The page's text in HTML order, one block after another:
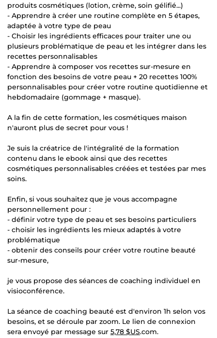
produits cosmétiques (lotion, crème, soin gélifié...)
- Apprendre à créer une routine complète en 5 étapes,
adaptée à votre type de peau
- Choisir les ingrédients efficaces pour traiter une ou
plusieurs problématique de peau et les intégrer dans les
recettes personnalisables
- Apprendre à composer vos recettes sur-mesure en
fonction des besoins de votre peau + 20 recettes 100%
personnalisables pour créer votre routine quotidienne et
hebdomadaire (gommage + masque).
A la fin de cette formation, les cosmétiques maison
n'auront plus de secret pour vous !
Je suis la créatrice de l'intégralité de la formation
contenu dans le ebook ainsi que des recettes
cosmétiques personnalisables créées et testées par mes
soins.
Enfin, si vous souhaitez que je vous accompagne
personnellement pour :
- définir votre type de peau et ses besoins particuliers
- choisir les ingrédients les mieux adaptés à votre
problématique
- obtenir des conseils pour créer votre routine beauté
sur-mesure,
je vous propose des séances de coaching individuel en
visioconférence.
La séance de coaching beauté est d'environ 1h selon vos
besoins, et se déroule par zoom. Le lien de connexion
sera envoyé par message sur 5,78 $US.com.